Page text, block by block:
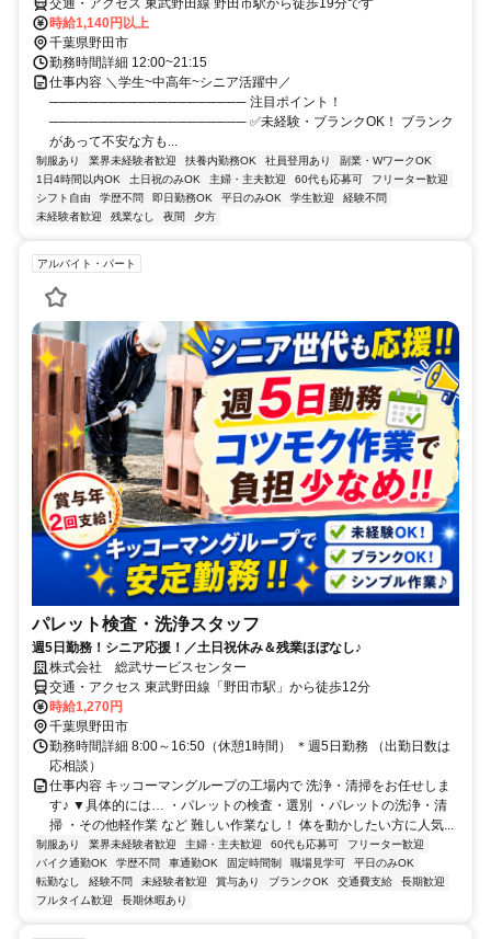
時給1,140円以上
千葉県野田市
勤務時間詳細 12:00~21:15
仕事内容 ＼学生~中高年~シニア活躍中／
──────────────────── 注目ポイント！
──────────────────── ✅未経験・ブランクOK！ ブランク
があって不安な方も...
制服あり 業界未経験者歓迎 扶養内勤務OK 社員登用あり
副業・WワークOK
1日4時間以内OK
土日祝のみOK 主婦・主夫歓迎 60代も応募可
フリーター歓迎
シフト自由
学歴不問 即日勤務OK 平日のみOK 学生歓迎
経験不問
未経験者歓迎
残業なし 夜間 夕方
アルバイト・パート
パレット検査・洗浄スタッフ
週5日勤務！シニア応援！／土日祝休み＆残業ほぼなし♪
株式会社 総武サービスセンター
交通・アクセス 東武野田線「野田市駅」から徒歩12分
時給1,270円
千葉県野田市
勤務時間詳細 8:00～16:50（休憩1時間） ＊週5日勤務 （出勤日数は
応相談）
仕事内容 キッコーマングループの工場内で 洗浄・清掃をお任せしま
す♪ ▼具体的には… ・パレットの検査・選別 ・パレットの洗浄・清
掃 ・その他軽作業 など 難しい作業なし！ 体を動かしたい方に人気...
制服あり 業界未経験者歓迎 主婦・主夫歓迎 60代も応募可
フリーター歓迎
バイク通勤OK
学歴不問 車通勤OK 固定時間制 職場見学可
平日のみOK
転勤なし
経験不問 未経験者歓迎 賞与あり ブランクOK 交通費支給
長期歓迎
フルタイム歓迎
長期休暇あり